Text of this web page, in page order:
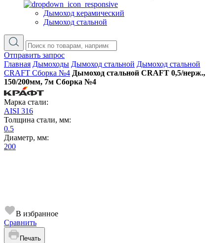
Дымоход керамический
Дымоход стальной
Отправить запрос
Главная Дымоходы Дымоход стальной Дымоход стальной
CRAFT Сборка №4 Дымоход стальной CRAFT 0,5/нерж.,
150/200мм, 7м Сборка №4
Марка стали:
AISI 316
Толщина стали, мм:
0.5
Диаметр, мм:
200
В избранное
Сравнить
Печать